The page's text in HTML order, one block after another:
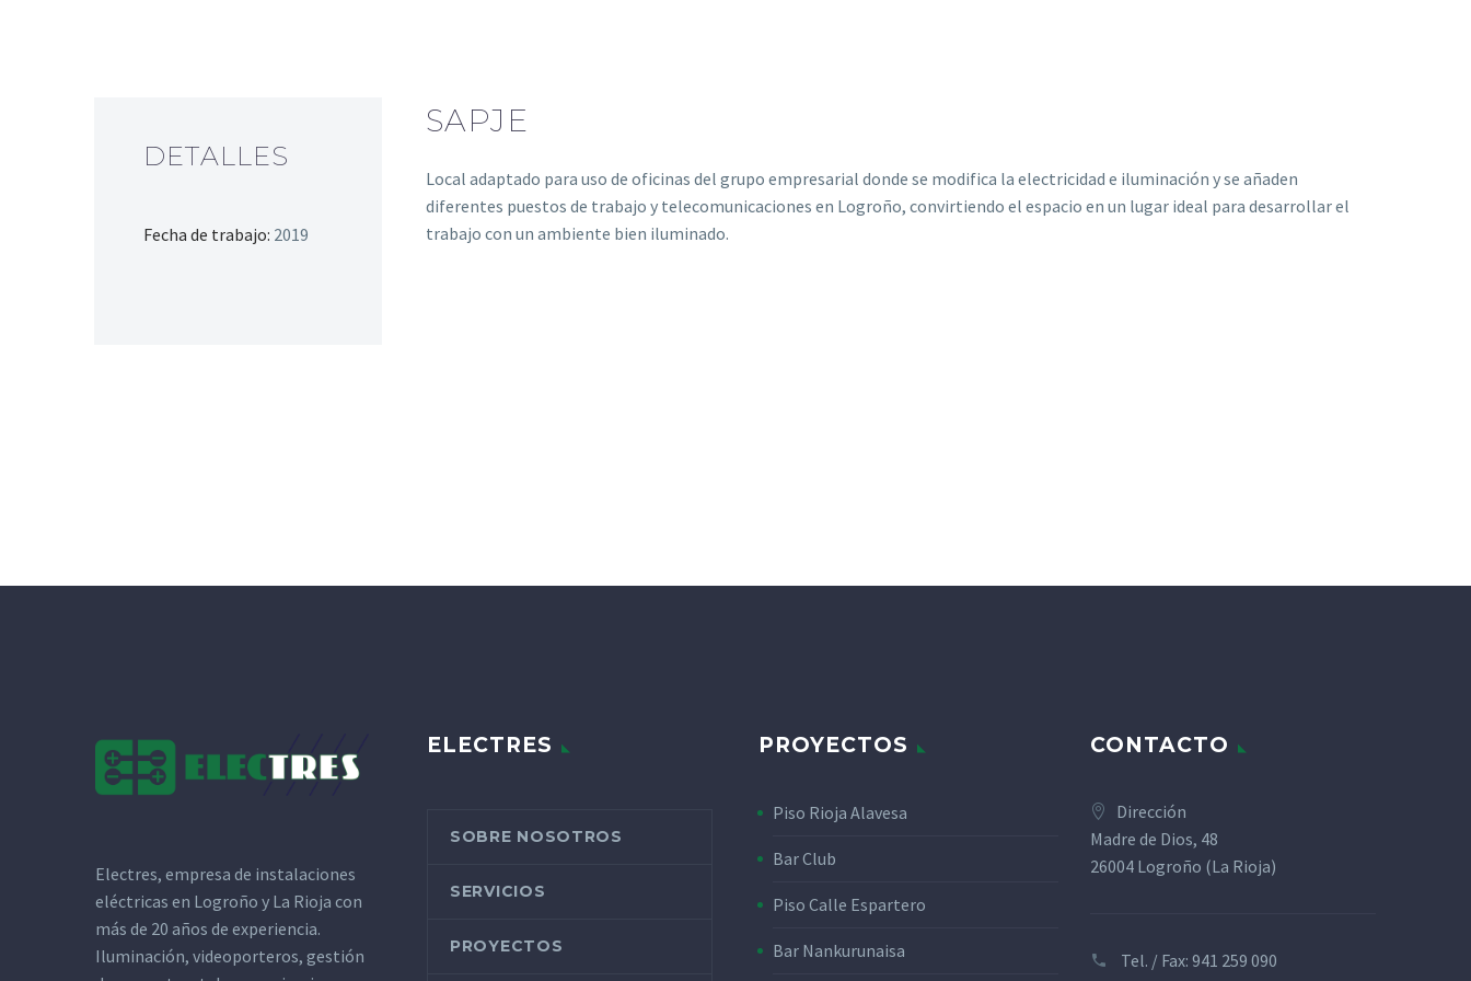
DETALLES
Fecha de trabajo: 2019
SAPJE
Local adaptado para uso de oficinas del grupo empresarial donde se modifica la electricidad e iluminación y se añaden
diferentes puestos de trabajo y telecomunicaciones en Logroño, convirtiendo el espacio en un lugar ideal para desarrollar el
trabajo con un ambiente bien iluminado.
ELECTRES
SOBRE NOSOTROS
SERVICIOS
PROYECTOS
PROYECTOS
Piso Rioja Alavesa
Bar Club
Piso Calle Espartero
Bar Nankurunaisa
CONTACTO
Dirección
Madre de Dios, 48
26004 Logroño (La Rioja)
Tel. / Fax: 941 259 090
Electres, empresa de instalaciones
eléctricas en Logroño y La Rioja con
más de 20 años de experiencia.
Iluminación, videoporteros, gestión